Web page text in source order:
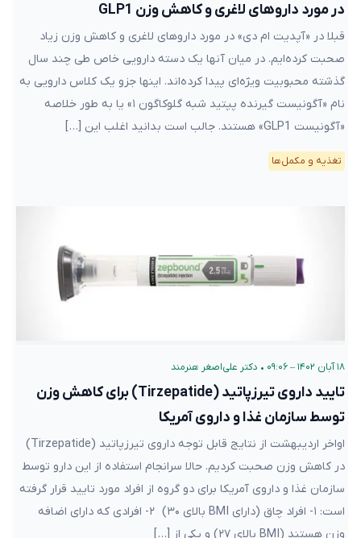
در مورد داروهای لاغری و کاهش وزن GLP1
قبلا در «آپدیت ام دی» در مورد داروهای لاغری و کاهش وزن زیاد
صحبت کرده‌ایم. در میان آنها یک دسته دارویی خاص طی چند سال
گذشته محبوبیت ویژه‌ای پیدا کرده‌اند. اینها جزو یک کلاس دارویی به
نام «آگونیست گیرنده پپتید شبه گلوکاگون ۱» یا به طور خلاصه
«آگونیست GLP1» هستند. جالب است بدانید اغلب این […]
تغذیه و مکمل‌ها
۱۸ آبان ۱۴۰۲ – ۰۹:۰۶ • دکتر علی‌اصغر هنرمند
تایید داروی تیرزپاتید (Tirzepatide) برای کاهش وزن
توسط سازمان غذا و داروی آمریکا
اواخر اردیبهشت از نتایج قابل توجه داروی تیرزپاتید (Tirzepatide)
در کاهش وزن صحبت کردیم. حالا سرانجام استفاده از این دارو توسط
سازمان غذا و داروی آمریکا برای دو گروه از افراد مورد تایید قرار گرفته
است: ۱- افراد چاق (دارای BMI بالای ۳۰) ۲- افرادی که دارای اضافه
وزن هستند (BMI بالای ۲۷) و یکی از […]